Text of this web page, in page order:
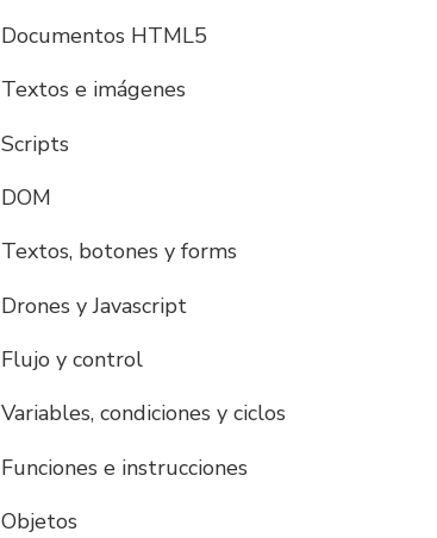
Documentos HTML5
Textos e imágenes
Scripts
DOM
Textos, botones y forms
Drones y Javascript
Flujo y control
Variables, condiciones y ciclos
Funciones e instrucciones
Objetos